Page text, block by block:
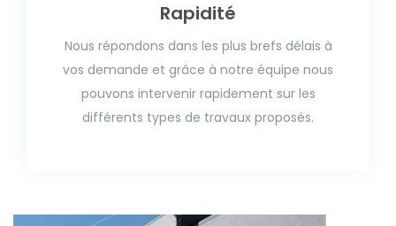
Rapidité
Nous répondons dans les plus brefs délais à
vos demande et grâce à notre équipe nous
pouvons intervenir rapidement sur les
différents types de travaux proposés.